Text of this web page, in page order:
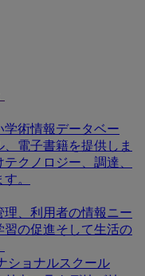
術情報データベー
電子書籍を提供しま
クノロジー、調達、
。
、利用者の情報ニー
習の促進そして生活の
ショナルスクール